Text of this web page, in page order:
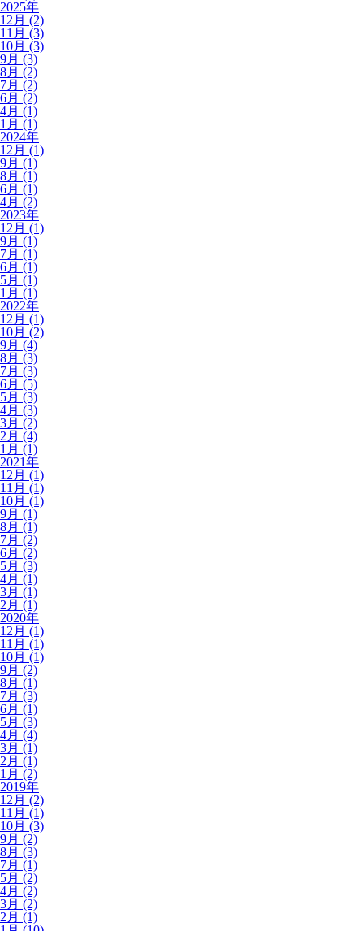
2025年
12月 (2)
11月 (3)
10月 (3)
9月 (3)
8月 (2)
7月 (2)
6月 (2)
4月 (1)
1月 (1)
2024年
12月 (1)
9月 (1)
8月 (1)
6月 (1)
4月 (2)
2023年
12月 (1)
9月 (1)
7月 (1)
6月 (1)
5月 (1)
1月 (1)
2022年
12月 (1)
10月 (2)
9月 (4)
8月 (3)
7月 (3)
6月 (5)
5月 (3)
4月 (3)
3月 (2)
2月 (4)
1月 (1)
2021年
12月 (1)
11月 (1)
10月 (1)
9月 (1)
8月 (1)
7月 (2)
6月 (2)
5月 (3)
4月 (1)
3月 (1)
2月 (1)
2020年
12月 (1)
11月 (1)
10月 (1)
9月 (2)
8月 (1)
7月 (3)
6月 (1)
5月 (3)
4月 (4)
3月 (1)
2月 (1)
1月 (2)
2019年
12月 (2)
11月 (1)
10月 (3)
9月 (2)
8月 (3)
7月 (1)
5月 (2)
4月 (2)
3月 (2)
2月 (1)